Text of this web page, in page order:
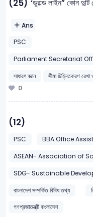
(25) ‘ডুরাল্ড লাইন” কোন দুটি
Ans
PSC
Parliament Secretariat
সাধারণ জ্ঞান
সীমা চিহ্নিতকরণ রেখা
0
(12)
PSC BBA Office
ASEAN- Association of
SDG- Sustainable
বাংলাদেশ সম্পর্কিত বিবিধ তথ্য
গণপ্রজাতন্ত্রী বাংলাদেশ